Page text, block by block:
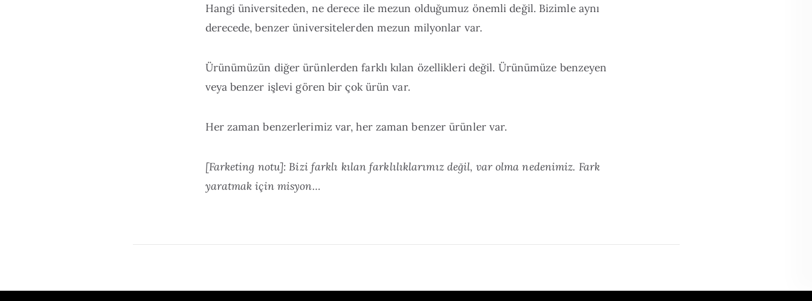
Hangi üniversiteden, ne derece ile mezun olduğumuz önemli değil. Bizimle aynı
derecede, benzer üniversitelerden mezun milyonlar var.
Ürünümüzün diğer ürünlerden farklı kılan özellikleri değil. Ürünümüze benzeyen
veya benzer işlevi gören bir çok ürün var.
Her zaman benzerlerimiz var, her zaman benzer ürünler var.
[Farketing notu]: Bizi farklı kılan farklılıklarımız değil, var olma nedenimiz. Fark
yaratmak için misyon…